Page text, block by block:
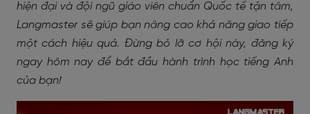
hiện đại và đội ngũ giáo viên chuẩn Quốc tế tận tâm,
Langmaster sẽ giúp bạn nâng cao khả năng giao tiếp
một cách hiệu quả. Đừng bỏ lỡ cơ hội này, đăng ký
ngay hôm nay để bắt đầu hành trình học tiếng Anh
của bạn!